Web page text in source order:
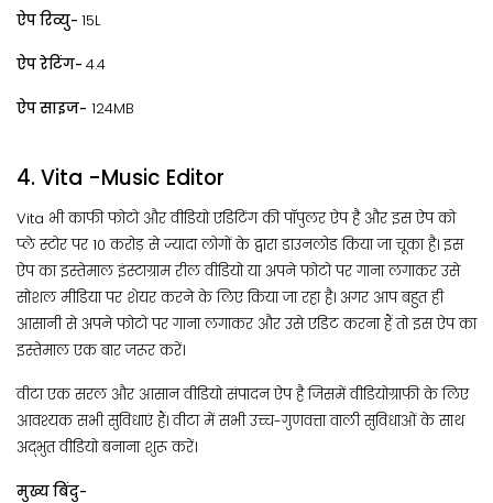
ऐप रिव्यु- 15L
ऐप रेटिंग- 4.4
ऐप साइज- 124MB
4. Vita -Music Editor
Vita भी काफी फोटो और वीडियो एडिटिंग की पॉपुलर ऐप है और इस ऐप को
प्ले स्टोर पर 10 करोड़ से ज्यादा लोगों के द्वारा डाउनलोड किया जा चूका है। इस
ऐप का इस्तेमाल इंस्टाग्राम रील वीडियो या अपने फोटो पर गाना लगाकर उसे
सोशल मीडिया पर शेयर करने के लिए किया जा रहा है। अगर आप बहुत ही
आसानी से अपने फोटो पर गाना लगाकर और उसे एडिट करना हैं तो इस ऐप का
इस्तेमाल एक बार जरूर करें।
वीटा एक सरल और आसान वीडियो संपादन ऐप है जिसमें वीडियोग्राफी के लिए
आवश्यक सभी सुविधाएं हैं। वीटा में सभी उच्च-गुणवत्ता वाली सुविधाओं के साथ
अद्भुत वीडियो बनाना शुरू करें।
मुख्य बिंदु-